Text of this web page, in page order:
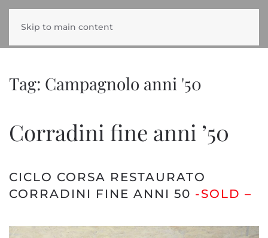
Skip to main content
Tag: Campagnolo anni '50
Corradini fine anni ’50
CICLO CORSA RESTAURATO
CORRADINI FINE ANNI 50 -SOLD –